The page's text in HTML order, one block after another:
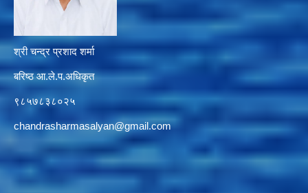
श्री चन्द्र प्रशाद शर्मा
बरिष्ठ आ.ले.प.अधिकृत
९८५७८३८०२५
chandrasharmasalyan@gmail.com